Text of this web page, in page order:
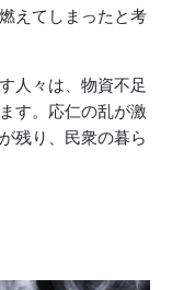
えてしまったと考
人々は、物資不足
す。応仁の乱が激
残り、民衆の暮ら